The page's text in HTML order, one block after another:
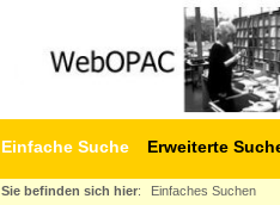
Einfache Suche Erweiterte
Sie befinden sich hier: Einfaches Suchen